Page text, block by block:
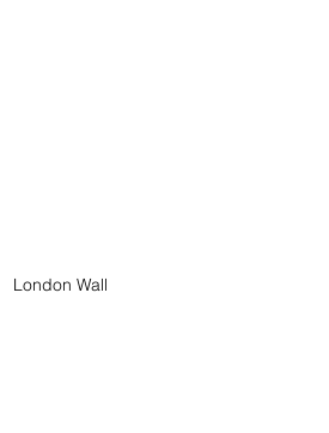
London Wall